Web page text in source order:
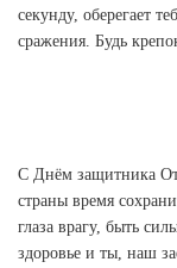
секунду, оберегает
сражения. Будь
С Днём защитника
страны время
глаза врагу, быть
здоровье и ты, наш